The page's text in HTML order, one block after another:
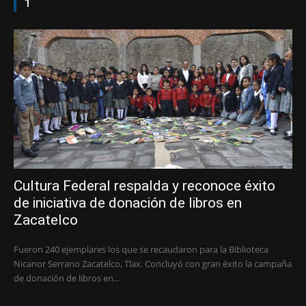
1
Cultura Federal respalda y reconoce éxito
de iniciativa de donación de libros en
Zacatelco
Fueron 240 ejemplares los que se recaudaron para la Biblioteca
Nicanor Serrano Zacatelco, Tlax. Concluyó con gran éxito la campaña
de donación de libros en...